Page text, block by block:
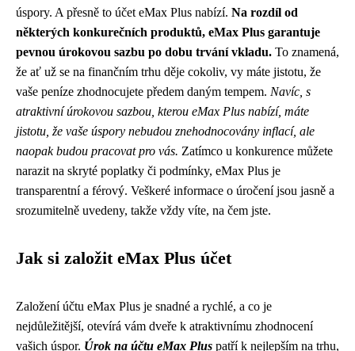
úspory. A přesně to účet eMax Plus nabízí. Na rozdíl od
některých konkurečních produktů, eMax Plus garantuje
pevnou úrokovou sazbu po dobu trvání vkladu. To znamená,
že ať už se na finančním trhu děje cokoliv, vy máte jistotu, že
vaše peníze zhodnocujete předem daným tempem. Navíc, s
atraktivní úrokovou sazbou, kterou eMax Plus nabízí, máte
jistotu, že vaše úspory nebudou znehodnocovány inflací, ale
naopak budou pracovat pro vás. Zatímco u konkurence můžete
narazit na skryté poplatky či podmínky, eMax Plus je
transparentní a férový. Veškeré informace o úročení jsou jasně a
srozumitelně uvedeny, takže vždy víte, na čem jste.
Jak si založit eMax Plus účet
Založení účtu eMax Plus je snadné a rychlé, a co je
nejdůležitější, otevírá vám dveře k atraktivnímu zhodnocení
vašich úspor. Úrok na účtu eMax Plus patří k nejlepším na trhu,